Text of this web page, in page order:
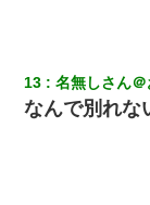
朝起きたら嫁がい
安だ）→ 仕事を早
13 名無しさん
なんで別れな